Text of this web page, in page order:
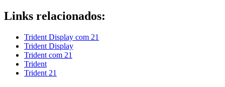
Links relacionados:
Trident Display com 21
Trident Display
Trident com 21
Trident
Trident 21